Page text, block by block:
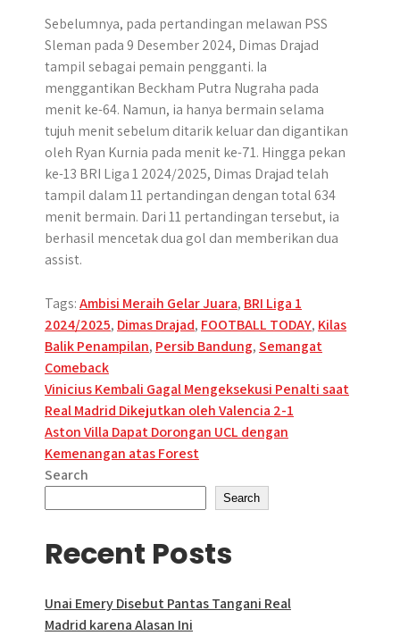
Sebelumnya, pada pertandingan melawan PSS
Sleman pada 9 Desember 2024, Dimas Drajad
tampil sebagai pemain pengganti. Ia
menggantikan Beckham Putra Nugraha pada
menit ke-64. Namun, ia hanya bermain selama
tujuh menit sebelum ditarik keluar dan digantikan
oleh Ryan Kurnia pada menit ke-71. Hingga pekan
ke-13 BRI Liga 1 2024/2025, Dimas Drajad telah
tampil dalam 11 pertandingan dengan total 634
menit bermain. Dari 11 pertandingan tersebut, ia
berhasil mencetak dua gol dan memberikan dua
assist.
Tags:Ambisi Meraih Gelar Juara, BRI Liga 1
2024/2025, Dimas Drajad, FOOTBALL TODAY, Kilas
Balik Penampilan, Persib Bandung,Semangat
Comeback
Post
navigation
Vinicius Kembali Gagal Mengeksekusi Penalti saat
Real Madrid Dikejutkan oleh Valencia 2-1
Aston Villa Dapat Dorongan UCL dengan
Kemenangan atas Forest
Search
Search
Recent Posts
Unai Emery Disebut Pantas Tangani Real
Madrid karena Alasan Ini